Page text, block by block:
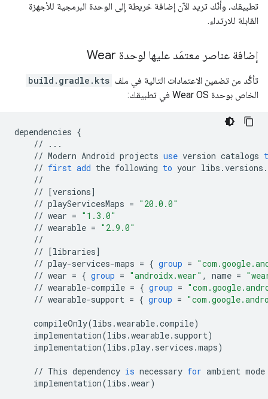
تطبيقك، وأنّك تريد الآن إضافة خريطة إلى الوحدة البرمجية للأجهزة
القابلة للارتداء.
إضافة عناصر معتمَد عليها لوحدة Wear
تأكَّد من تضمين الاعتمادات التالية في ملف build.gradle.kts
الخاص بوحدة Wear OS في تطبيقك:
dependencies {
//
...
// Modern Android projects use version catalogs
// first add the following to your libs .versions .
//
// [versions]
// playServicesMaps = "20.0.0"
// wear = "1.3.0"
// wearable = "2.9.0"
//
// [libraries]
// play-services-maps = { group =
// wear = { group = "androidx.wear" , name =
// wearable-compile = { group =
// wearable-support = { group =
compileOnly(libs .wearable.compile)
implementation(libs .wearable. support)
implementation(libs .play. services .maps)
// This dependency is necessary for ambient mode
implementation(libs .wear)